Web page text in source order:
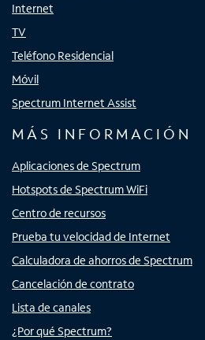
Internet
TV
Teléfono Residencial
Móvil
Spectrum Internet Assist
MÁS INFORMACIÓN
Aplicaciones de Spectrum
Hotspots de Spectrum WiFi
Centro de recursos
Prueba tu velocidad de Internet
Calculadora de ahorros de Spectrum
Cancelación de contrato
Lista de canales
¿Por qué Spectrum?